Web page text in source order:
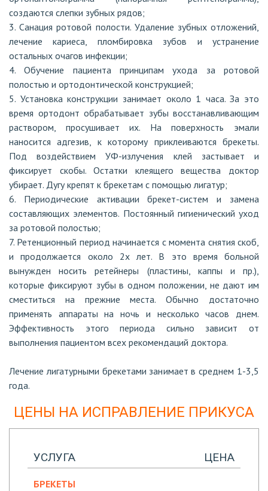
создаются слепки зубных рядов;
3. Санация ротовой полости. Удаление зубных отложений,
лечение кариеса, пломбировка зубов и устранение
остальных очагов инфекции;
4. Обучение пациента принципам ухода за ротовой
полостью и ортодонтической конструкцией;
5. Установка конструкции занимает около 1 часа. За это
время ортодонт обрабатывает зубы восстанавливающим
раствором, просушивает их. На поверхность эмали
наносится адгезив, к которому приклеиваются брекеты.
Под воздействием УФ-излучения клей застывает и
фиксирует скобы. Остатки клеящего вещества доктор
убирает. Дугу крепят к брекетам с помощью лигатур;
6. Периодические активации брекет-систем и замена
составляющих элементов. Постоянный гигиенический уход
за ротовой полостью;
7. Ретенционный период начинается с момента снятия скоб,
и продолжается около 2х лет. В это время больной
вынужден носить ретейнеры (пластины, каппы и пр.),
которые фиксируют зубы в одном положении, не дают им
сместиться на прежние места. Обычно достаточно
применять аппараты на ночь и несколько часов днем.
Эффективность этого периода сильно зависит от
выполнения пациентом всех рекомендаций доктора.
Лечение лигатурными брекетами занимает в среднем 1-3,5
года.
ЦЕНЫ НА ИСПРАВЛЕНИЕ ПРИКУСА
УСЛУГА ЦЕНА
БРЕКЕТЫ